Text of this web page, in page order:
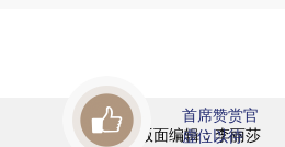
版面编辑：李丽莎
首席赞赏官
虚位以待